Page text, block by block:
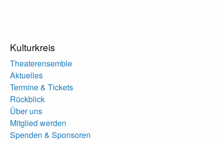
Kulturkreis
Theaterensemble
Aktuelles
Termine & Tickets
Rückblick
Über uns
Mitglied werden
Spenden & Sponsoren